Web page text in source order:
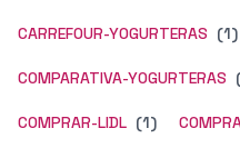
CARREFOUR-YOGURTERAS (1)
COMPARATIVA-YOGURTERAS
COMPRAR-LIDL (1)